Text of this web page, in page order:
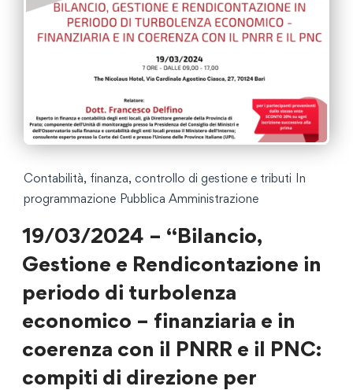
Contabilità, finanza, controllo di gestione e tributi In
programmazione Pubblica Amministrazione
19/03/2024 – “Bilancio,
Gestione e Rendicontazione in
periodo di turbolenza
economico – finanziaria e in
coerenza con il PNRR e il PNC:
compiti di direzione per